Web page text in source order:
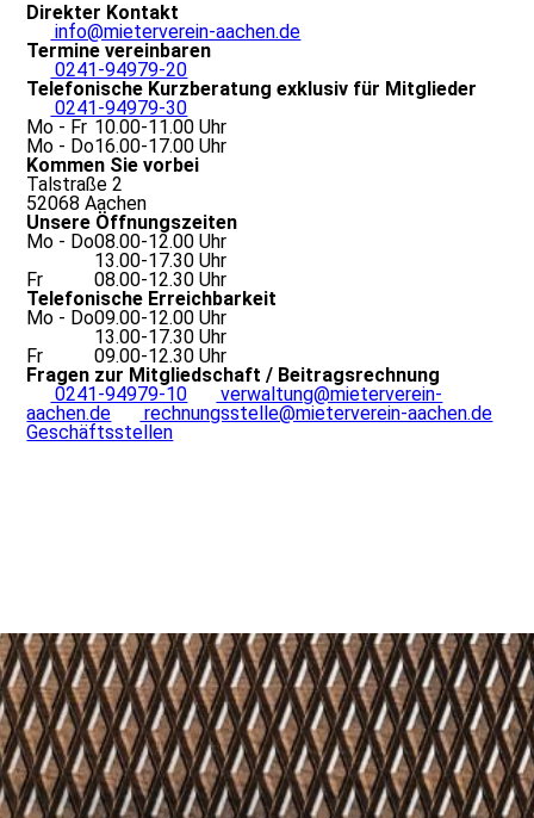
Direkter Kontakt
info@mieterverein-aachen.de
Termine vereinbaren
0241-94979-20
Telefonische Kurzberatung exklusiv für Mitglieder
0241-94979-30
Mo - Fr 10.00-11.00 Uhr
Mo - Do16.00-17.00 Uhr
Kommen Sie vorbei
Talstraße 2
52068 Aachen
Unsere Öffnungszeiten
Mo - Do08.00-12.00 Uhr
13.00-17.30 Uhr
Fr
08.00-12.30 Uhr
Telefonische Erreichbarkeit
Mo - Do09.00-12.00 Uhr
13.00-17.30 Uhr
Fr
09.00-12.30 Uhr
Fragen zur Mitgliedschaft / Beitragsrechnung
0241-94979-10
verwaltung@mieterverein-
aachen.de
rechnungsstelle@mieterverein-aachen.de
Geschäftsstellen